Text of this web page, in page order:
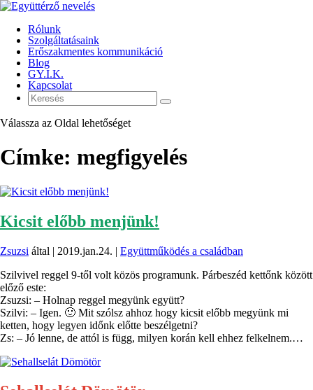
Rólunk
Szolgáltatásaink
Erőszakmentes kommunikáció
Blog
GY.I.K.
Kapcsolat
Válassza az Oldal lehetőséget
Címke: megfigyelés
Kicsit előbb menjünk!
Zsuzsi által | 2019.jan.24. | Együttműködés a családban
Szilvivel reggel 9-től volt közös programunk. Párbeszéd kettőnk között
előző este:
Zsuzsi: – Holnap reggel megyünk együtt?
Szilvi: – Igen. 🙂 Mit szólsz ahhoz hogy kicsit előbb megyünk mi
ketten, hogy legyen időnk előtte beszélgetni?
Zs: – Jó lenne, de attól is függ, milyen korán kell ehhez felkelnem.…